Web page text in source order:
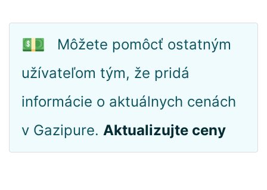
💵
Môžete pomôcť ostatným
užívateľom tým, že pridá
informácie o aktuálnych cenách
v Gazipure. Aktualizujte ceny